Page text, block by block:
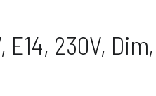
E14, 230V, Dim,